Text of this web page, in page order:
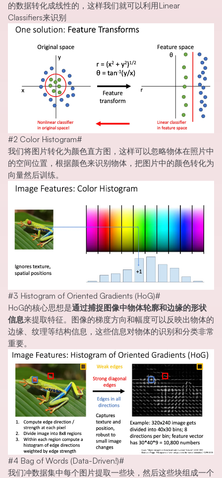
的数据转化成线性的，这样我们就可以利用Linear
Classifiers来识别
#2 Color Histogram#
我们将图片转化为颜色直方图，这样可以忽略物体在照片中
的空间位置，根据颜色来识别物体，把图片中的颜色转化为
向量然后训练。
#3 Histogram of Oriented Gradients (HoG)#
HoG的核心思想是通过捕捉图像中物体轮廓和边缘的形状
信息来提取特征。图像的梯度方向和幅度可以反映出物体的
边缘、纹理等结构信息，这些信息对物体的识别和分类非常
重要。
#4 Bag of Words (Data-Driven!)#
我们冲数据集中每个图片提取一些块，然后这些块组成一个